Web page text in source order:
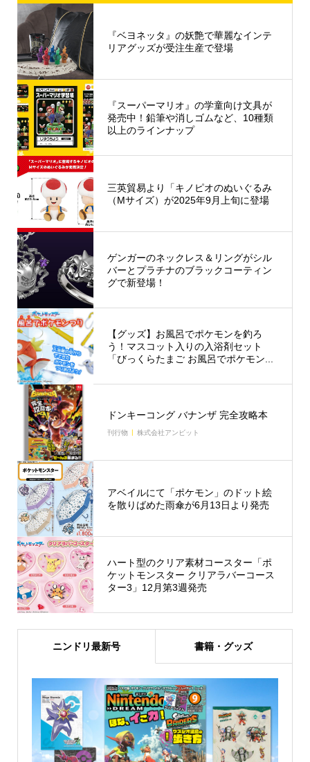
『ベヨネッタ』の妖艶で華麗なインテ
リアグッズが受注生産で登場
『スーパーマリオ』の学童向け文具が
発売中！鉛筆や消しゴムなど、10種類
以上のラインナップ
三英貿易より「キノピオのぬいぐるみ
（Mサイズ）が2025年9月上旬に登場
ゲンガーのネックレス＆リングがシル
バーとプラチナのブラックコーティン
グで新登場！
【グッズ】お風呂でポケモンを釣ろ
う！マスコット入りの入浴剤セット
「びっくらたまご お風呂でポケモン...
ドンキーコング バナンザ 完全攻略本
刊行物 株式会社アンビット
アベイルにて「ポケモン」のドット絵
を散りばめた雨傘が6月13日より発売
ハート型のクリア素材コースター「ポ
ケットモンスター クリアラバーコース
ター3」12月第3週発売
ニンドリ最新号 書籍・グッズ